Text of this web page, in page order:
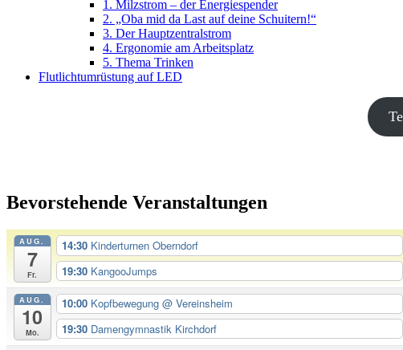
1. Milzstrom – der Energiespender
2. „Oba mid da Last auf deine Schuitern!“
3. Der Hauptzentralstrom
4. Ergonomie am Arbeitsplatz
5. Thema Trinken
Flutlichtumrüstung auf LED
Bevorstehende Veranstaltungen
AUG.
7
Fr.
14:30 Kinderturnen Oberndorf
19:30 KangooJumps
AUG.
10
Mo.
10:00 Kopfbewegung @ Vereinsheim
19:30 Damengymnastik Kirchdorf